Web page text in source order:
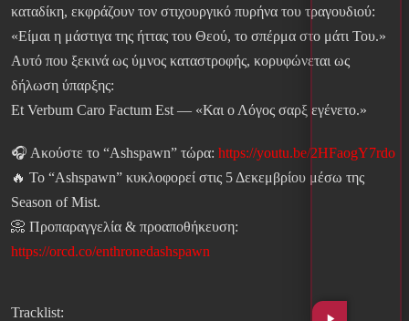
καταδίκη, εκφράζουν τον στιχουργικό πυρήνα του τραγουδιού:
«Είμαι η μάστιγα της ήττας του Θεού, το σπέρμα στο μάτι Του.»
Αυτό που ξεκινά ως ύμνος καταστροφής, κορυφώνεται ως
δήλωση ύπαρξης:
Et Verbum Caro Factum Est — «Και ο Λόγος σαρξ εγένετο.»
🎧 Ακούστε το “Ashspawn” τώρα: https://youtu.be/2HFaogY7rdo
🔥 Το “Ashspawn” κυκλοφορεί στις 5 Δεκεμβρίου μέσω της
Season of Mist.
📀 Προπαραγγελία & προαποθήκευση:
https://orcd.co/enthronedashspawn
Tracklist: